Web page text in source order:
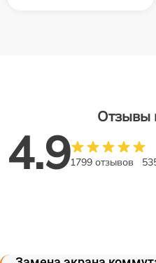
Отзывы
4.91799 отзывов